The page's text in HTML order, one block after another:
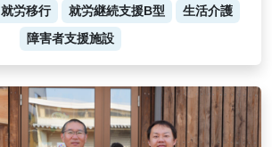
就労移行 就労継続支援B型
生活介護
障害者支援施設